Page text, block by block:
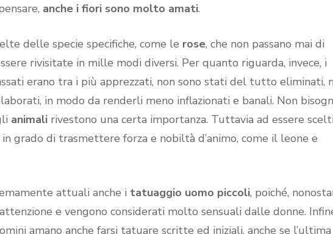
anche i fiori sono molto amati.
delle specie specifiche, come le rose, che non passano mai di
rivisitate in mille modi diversi. Per quanto riguarda, invece, i
erano tra i più apprezzati, non sono stati del tutto eliminati,
in modo da renderli meno inflazionati e banali. Non
animali rivestono una certa importanza. Tuttavia ad essere scelti
grado di trasmettere forza e nobiltà d’animo, come il leone e
attuali anche i tatuaggio uomo piccoli, poiché,
e vengono considerati molto sensuali dalle donne.
amano anche farsi tatuare scritte ed iniziali, anche se l’ultima